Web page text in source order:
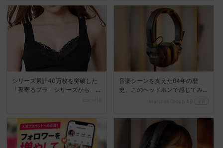
シリーズ累計40万枚を突破した
「夜寄るブラ」シリーズから、
音楽シーンを支えた64年の歴
史、このヘッドホンで感じてみ